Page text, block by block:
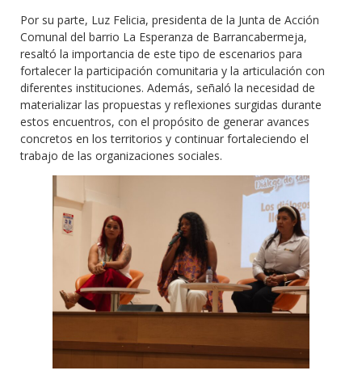
Por su parte, Luz Felicia, presidenta de la Junta de Acción
Comunal del barrio La Esperanza de Barrancabermeja,
resaltó la importancia de este tipo de escenarios para
fortalecer la participación comunitaria y la articulación con
diferentes instituciones. Además, señaló la necesidad de
materializar las propuestas y reflexiones surgidas durante
estos encuentros, con el propósito de generar avances
concretos en los territorios y continuar fortaleciendo el
trabajo de las organizaciones sociales.